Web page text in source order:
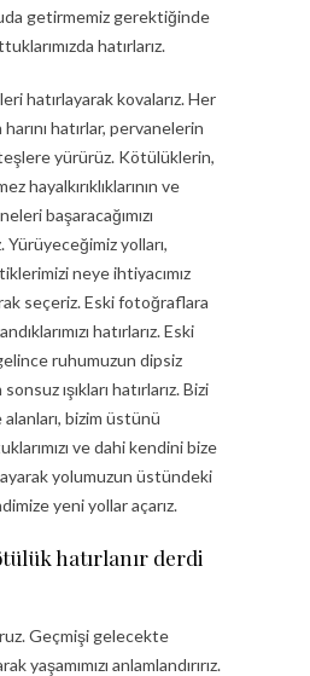
getirmemiz gerektiğinde
hatırlarız.
hatırlayarak kovalarız. Her
hatırlar, pervanelerin
yürürüz. Kötülüklerin,
hayalkırıklıklarının ve
başaracağımızı
Yürüyeceğimiz yolları,
neye ihtiyacımız
seçeriz. Eski fotoğraflara
hatırlarız. Eski
ruhumuzun dipsiz
ışıkları hatırlarız. Bizi
bizim üstünü
ve dahi kendini bize
yolumuzun üstündeki
yeni yollar açarız.
hatırlanır derdi
Geçmişi gelecekte
yaşamımızı anlamlandırırız.